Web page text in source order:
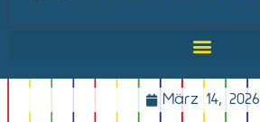
März 14, 2026